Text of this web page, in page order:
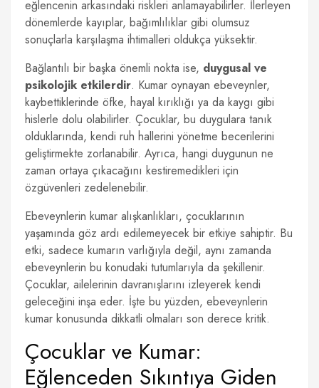
eğlencenin arkasındaki riskleri anlamayabilirler. İlerleyen
dönemlerde kayıplar, bağımlılıklar gibi olumsuz
sonuçlarla karşılaşma ihtimalleri oldukça yüksektir.
Bağlantılı bir başka önemli nokta ise, duygusal ve
psikolojik etkilerdir. Kumar oynayan ebeveynler,
kaybettiklerinde öfke, hayal kırıklığı ya da kaygı gibi
hislerle dolu olabilirler. Çocuklar, bu duygulara tanık
olduklarında, kendi ruh hallerini yönetme becerilerini
geliştirmekte zorlanabilir. Ayrıca, hangi duygunun ne
zaman ortaya çıkacağını kestiremedikleri için
özgüvenleri zedelenebilir.
Ebeveynlerin kumar alışkanlıkları, çocuklarının
yaşamında göz ardı edilemeyecek bir etkiye sahiptir. Bu
etki, sadece kumarın varlığıyla değil, aynı zamanda
ebeveynlerin bu konudaki tutumlarıyla da şekillenir.
Çocuklar, ailelerinin davranışlarını izleyerek kendi
geleceğini inşa eder. İşte bu yüzden, ebeveynlerin
kumar konusunda dikkatli olmaları son derece kritik.
Çocuklar ve Kumar:
Eğlenceden Sıkıntıya Giden